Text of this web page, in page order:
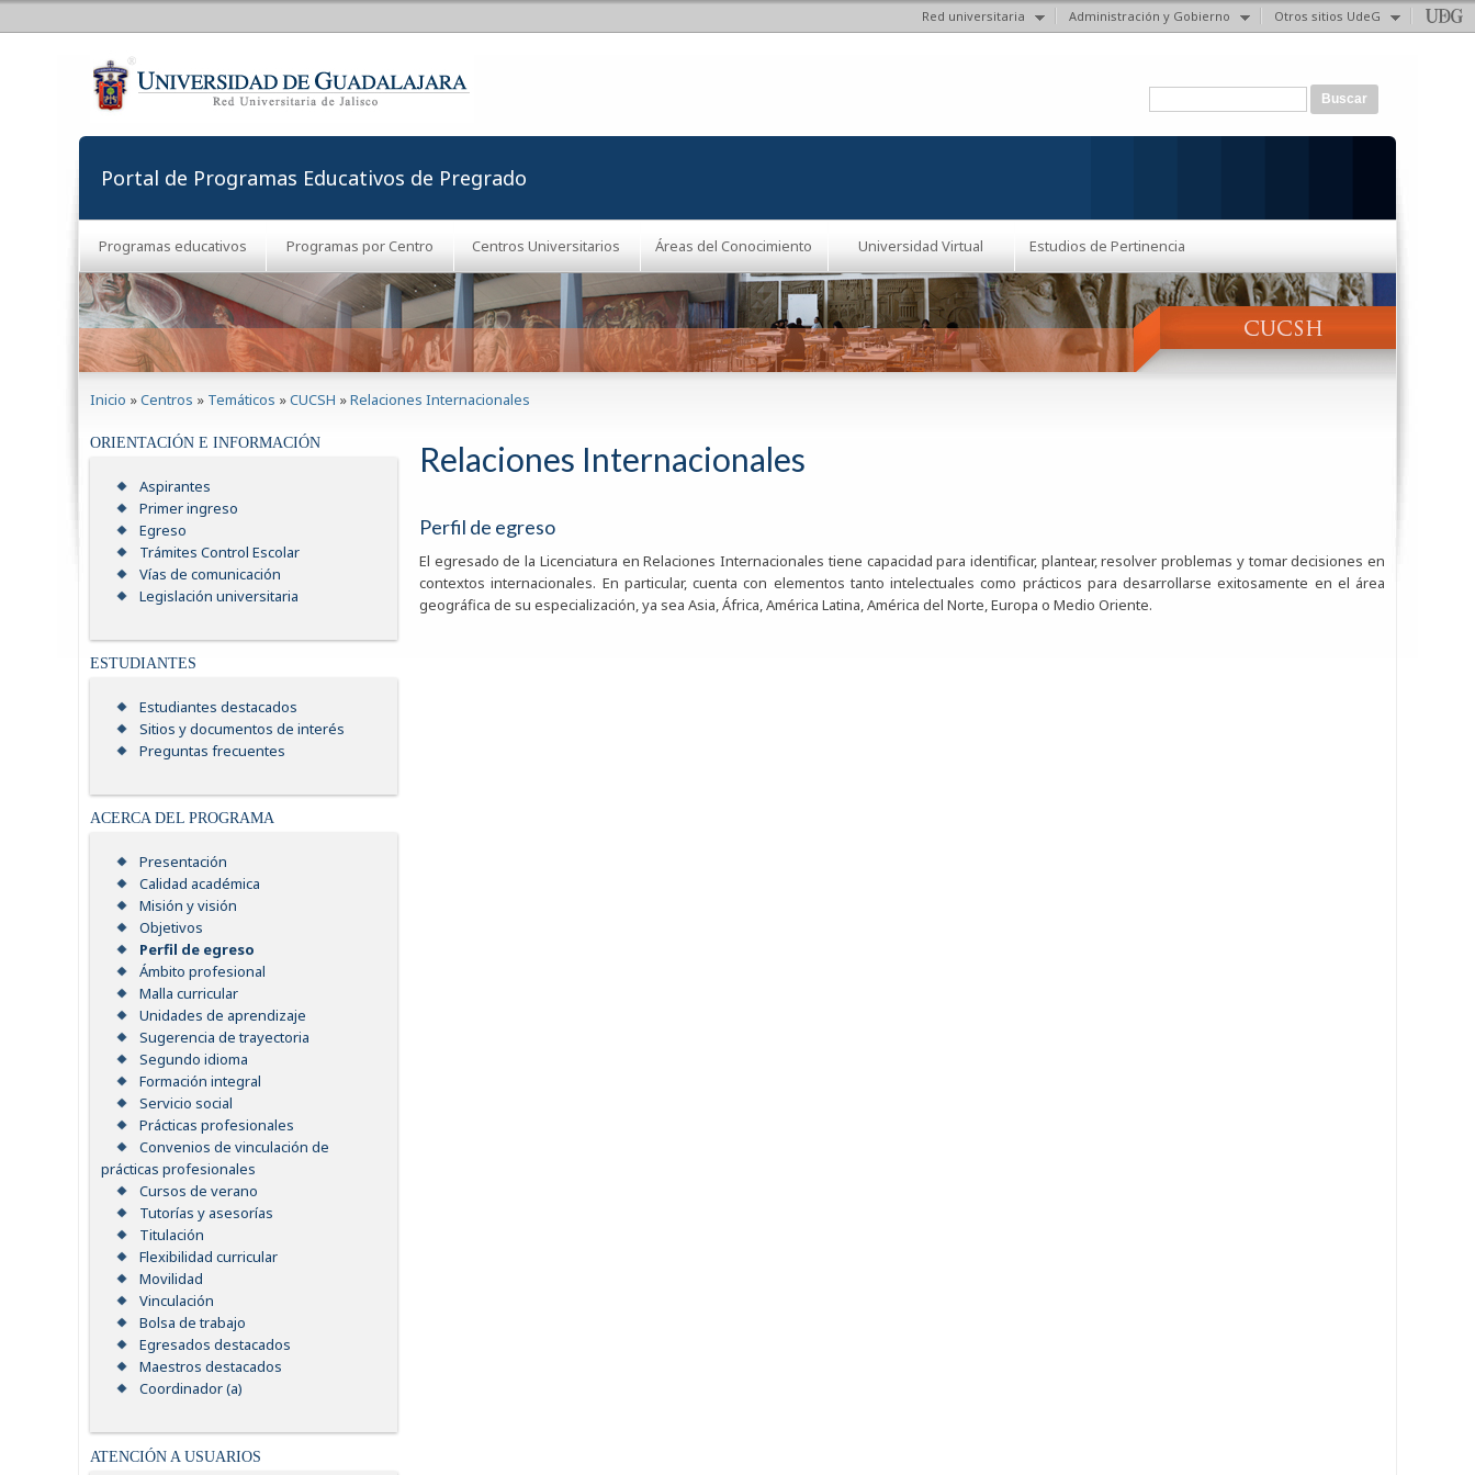
Red universitaria Administración y Gobierno Otros sitios UdeG
Formulario de búsqueda
Portal de Programas Educativos de Pregrado
Programas educativos Programas por Centro Centros Universitarios Áreas del Conocimiento Universidad Virtual Estudios de Pertinencia
Inicio »Centros » Temáticos »CUCSH »Relaciones Internacionales
ORIENTACIÓN E INFORMACIÓN
Aspirantes
Primer ingreso
Egreso
Trámites Control Escolar
Vías de comunicación
Legislación universitaria
ESTUDIANTES
Estudiantes destacados
Sitios y documentos de interés
Preguntas frecuentes
ACERCA DEL PROGRAMA
Presentación
Calidad académica
Misión y visión
Objetivos
Perfil de egreso
Ámbito profesional
Malla curricular
Unidades de aprendizaje
Sugerencia de trayectoria
Segundo idioma
Formación integral
Servicio social
Prácticas profesionales
Convenios de vinculación de
prácticas profesionales
Cursos de verano
Tutorías y asesorías
Titulación
Flexibilidad curricular
Movilidad
Vinculación
Bolsa de trabajo
Egresados destacados
Maestros destacados
Coordinador (a)
ATENCIÓN A USUARIOS
Relaciones Internacionales
Perfil de egreso
El egresado de la Licenciatura en Relaciones Internacionales tiene capacidad para identificar, plantear, resolver problemas y tomar decisiones en
contextos internacionales. En particular, cuenta con elementos tanto intelectuales como prácticos para desarrollarse exitosamente en el área
geográfica de su especialización, ya sea Asia, África, América Latina, América del Norte, Europa o Medio Oriente.